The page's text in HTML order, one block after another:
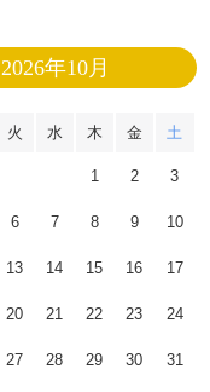
2026年10月
火 水 木 金 土
1 2 3
6 7 8 9 10
13 14 15 16 17
20 21 22 23 24
27 28 29 30 31